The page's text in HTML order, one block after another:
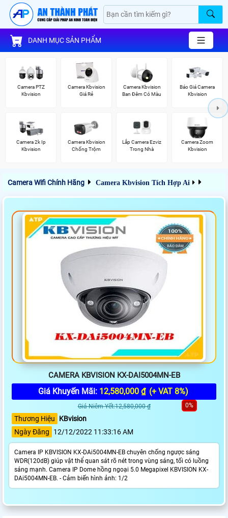
DANH MỤC SẢN PHẨM
Camera PTZ
Kbvision
Camera Kbvision
Giá Rẻ
Camera Kbvision
Ban Đêm Có Màu
Báo Giá Camera
Kbvision
Camera 2k Ip
Kbvision
Camera Kbvision
Chống Trộm
Lắp Camera Ezviz
Trong Nhà
Camera Zoom
Kbvision
Camera Wifi Chính Hãng Camera Kbvision Tích Hợp Ai
CAMERA KBVISION KX-DAI5004MN-EB
Giá Khuyến Mãi: 12,580,000 ₫ (+ VAT 8%)
Giá Niêm Yết:12,580,000 ₫ 0%
Thương Hiệu
KBvision
Ngày Đăng
12/12/2022 11:33:16 AM
Camera IP KBVISION KX-DAi5004MN-EB chuyên chống ngược sáng
WDR(120dB) giúp vật thể quan sát rõ nét trong vùng sáng, tối có luồng
sáng mạnh. Camera IP Dome hồng ngoại 5.0 Megapixel KBVISION KX-
DAi5004MN-EB. - Cảm biến hình ảnh: 1/2